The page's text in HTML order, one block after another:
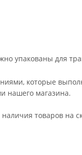
упакованы для
которые
нашего магазина.
товаров на